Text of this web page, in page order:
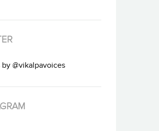
@vikalpavoices